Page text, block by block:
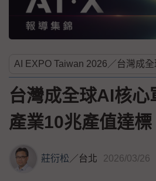
台灣成全球AI核
產業10兆產值達標
莊衍松 ／台北 2026/03/26